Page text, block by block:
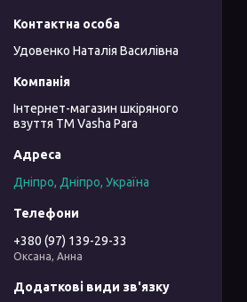
Удовенко Наталія Василівна
Інтернет-магазин шкіряного
взуття ТМ Vasha Para
Дніпро, Дніпро, Україна
+380 (97) 139-29-33
Оксана, Анна